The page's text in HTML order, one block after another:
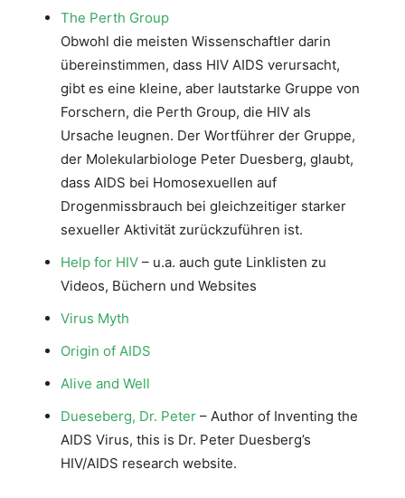
The Perth Group
Obwohl die meisten Wissenschaftler darin
übereinstimmen, dass HIV AIDS verursacht,
gibt es eine kleine, aber lautstarke Gruppe von
Forschern, die Perth Group, die HIV als
Ursache leugnen. Der Wortführer der Gruppe,
der Molekularbiologe Peter Duesberg, glaubt,
dass AIDS bei Homosexuellen auf
Drogenmissbrauch bei gleichzeitiger starker
sexueller Aktivität zurückzuführen ist.
Help for HIV – u.a. auch gute Linklisten zu
Videos, Büchern und Websites
Virus Myth
Origin of AIDS
Alive and Well
Dueseberg, Dr. Peter – Author of Inventing the
AIDS Virus, this is Dr. Peter Duesberg’s
HIV/AIDS research website.